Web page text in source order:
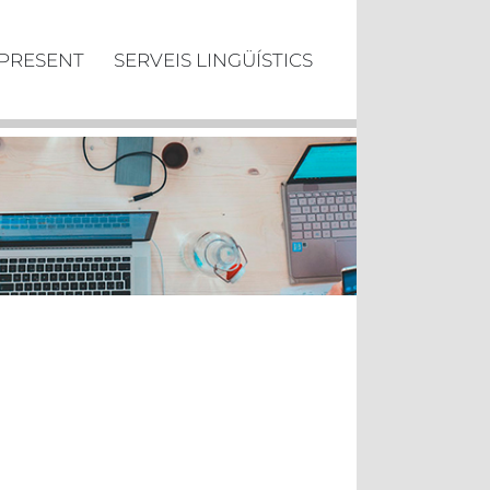
SERVEIS LINGÜÍSTICS